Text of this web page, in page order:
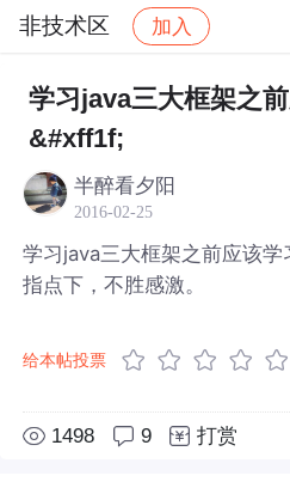
非技术区 加入
社区 非技术区 帖子详
学习java三大框架之
&#xff1f;
半醉看夕阳
2016-02-25
学习java三大框架之前应该学
指点下，不胜感激。
给本帖投票
1498 9 打赏